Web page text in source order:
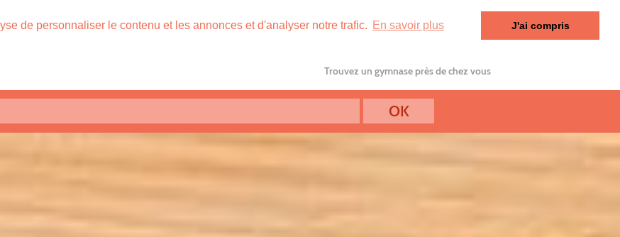
de personnaliser le contenu et les annonces et d'analyser notre trafic. En savoir plus J'ai compris
Trouvez un gymnase près de chez vous